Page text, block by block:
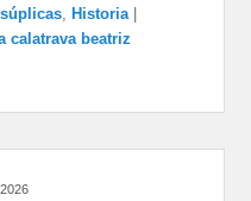
, Historia
calatrava beatriz